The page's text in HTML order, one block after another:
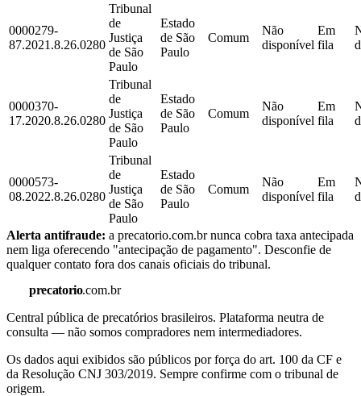
0000279-
87.2021.8.26.0280
Tribunal
de
Justiça
de São
Paulo
Estado
de São
Paulo
Comum
Não
disponível
Em
fila
0000370-
17.2020.8.26.0280
Tribunal
de
Justiça
de São
Paulo
Estado
de São
Paulo
Comum
Não
disponível
Em
fila
0000573-
08.2022.8.26.0280
Tribunal
de
Justiça
de São
Paulo
Estado
de São
Paulo
Comum
Não
disponível
Em
fila
Alerta antifraude: a precatorio.com.br nunca cobra taxa antecipada
nem liga oferecendo "antecipação de pagamento". Desconfie de
qualquer contato fora dos canais oficiais do tribunal.
precatorio.com.br
Central pública de precatórios brasileiros. Plataforma neutra de
consulta — não somos compradores nem intermediadores.
Os dados aqui exibidos são públicos por força do art. 100 da CF e
da Resolução CNJ 303/2019. Sempre confirme com o tribunal de
origem.